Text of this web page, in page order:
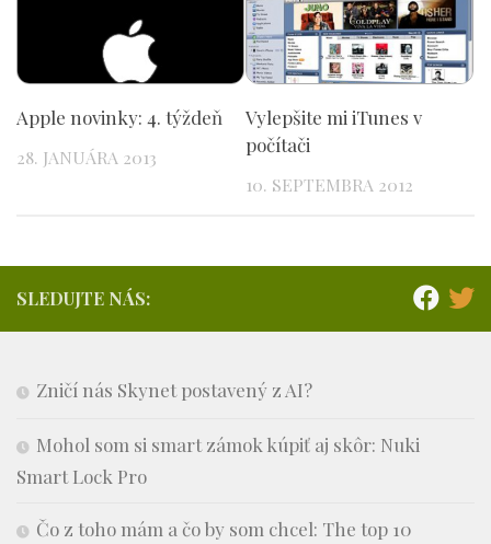
Apple novinky: 4. týždeň
28. JANUÁRA 2013
Vylepšite mi iTunes v
počítači
10. SEPTEMBRA 2012
SLEDUJTE NÁS:
Zničí nás Skynet postavený z AI?
Mohol som si smart zámok kúpiť aj skôr: Nuki
Smart Lock Pro
Čo z toho mám a čo by som chcel: The top 10